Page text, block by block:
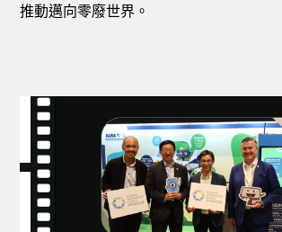
推動邁向零廢世界。